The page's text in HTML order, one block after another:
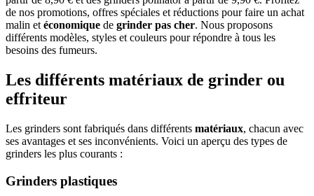
de nos promotions, offres spéciales et réductions pour faire un achat
malin et économique de grinder pas cher. Nous proposons
différents modèles, styles et couleurs pour répondre à tous les
besoins des fumeurs.
Les différents matériaux de grinder ou
effriteur
Les grinders sont fabriqués dans différents matériaux, chacun avec
ses avantages et ses inconvénients. Voici un aperçu des types de
grinders les plus courants :
Grinders plastiques